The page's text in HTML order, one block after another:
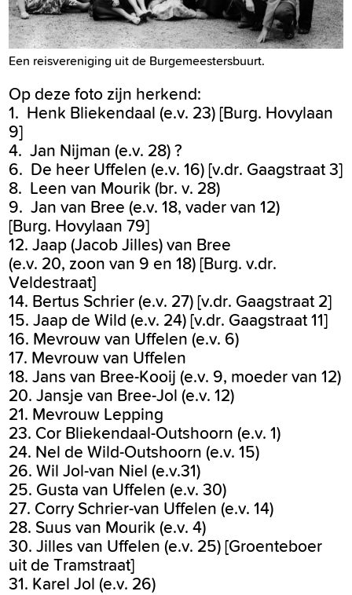
Een reisvereniging uit de Burgemeestersbuurt.
Op deze foto zijn herkend:
1. Henk Bliekendaal (e.v. 23) [Burg. Hovylaan
9]
4. Jan Nijman (e.v. 28) ?
6. De heer Uffelen (e.v. 16) [v.dr. Gaagstraat 3]
8. Leen van Mourik (br. v. 28)
9. Jan van Bree (e.v. 18, vader van 12)
[Burg. Hovylaan 79]
12. Jaap (Jacob Jilles) van Bree
(e.v. 20, zoon van 9 en 18) [Burg. v.dr.
Veldestraat]
14. Bertus Schrier (e.v. 27) [v.dr. Gaagstraat 2]
15. Jaap de Wild (e.v. 24) [v.dr. Gaagstraat 11]
16. Mevrouw van Uffelen (e.v. 6)
17. Mevrouw van Uffelen
18. Jans van Bree-Kooij (e.v. 9, moeder van 12)
20. Jansje van Bree-Jol (e.v. 12)
21. Mevrouw Lepping
23. Cor Bliekendaal-Outshoorn (e.v. 1)
24. Nel de Wild-Outshoorn (e.v. 15)
26. Wil Jol-van Niel (e.v.31)
25. Gusta van Uffelen (e.v. 30)
27. Corry Schrier-van Uffelen (e.v. 14)
28. Suus van Mourik (e.v. 4)
30. Jilles van Uffelen (e.v. 25) [Groenteboer
uit de Tramstraat]
31. Karel Jol (e.v. 26)